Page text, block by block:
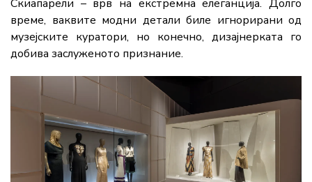
Скиапарели – врв на екстремна елеганција. Долго
време, ваквите модни детали биле игнорирани од
музејските куратори, но конечно, дизајнерката го
добива заслуженото признание.